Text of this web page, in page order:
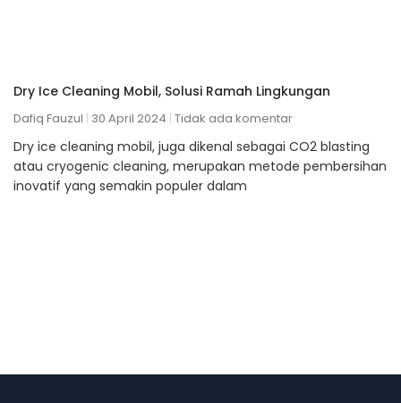
Dry Ice Cleaning Mobil, Solusi Ramah Lingkungan
Dafiq Fauzul 30 April 2024 Tidak ada komentar
Dry ice cleaning mobil, juga dikenal sebagai CO2 blasting
atau cryogenic cleaning, merupakan metode pembersihan
inovatif yang semakin populer dalam